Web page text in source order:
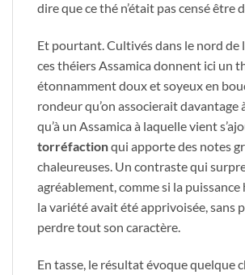
dire que ce thé n’était pas censé être
Et pourtant. Cultivés dans le nord de
ces théiers Assamica donnent ici un
étonnamment doux et soyeux en
rondeur qu’on associerait davantage
qu’à un Assamica à laquelle vient
torréfactionqui apporte des notes
chaleureuses. Un contraste qui
agréablement, comme si la
la variété avait été apprivoisée, sans
perdre tout son caractère.
En tasse, le résultat évoque quelque